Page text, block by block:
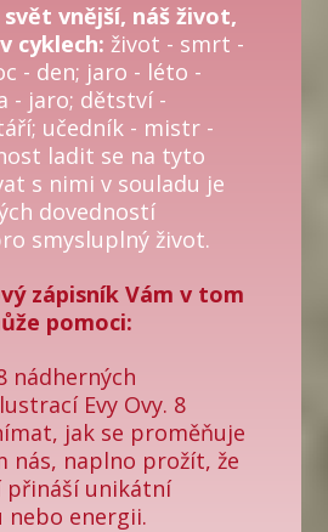
vnější, náš život,
cyklech: život - smrt -
- den; jaro - léto -
- jaro; dětství -
učedník - mistr -
ladit se na tyto
s nimi v souladu je
dovedností
smysluplný život.
zápisník Vám v tom
pomoci:
nádherných
Evy Ovy. 8
jak se proměňuje
nás, naplno prožít, že
přináší unikátní
nebo energii.